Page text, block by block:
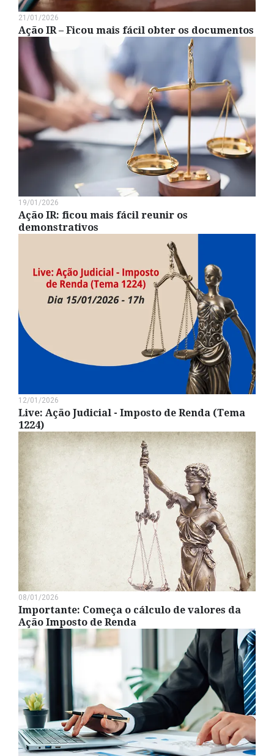
21/01/2026
Ação IR – Ficou mais fácil obter os documentos
19/01/2026
Ação IR: ficou mais fácil reunir os
demonstrativos
12/01/2026
Live: Ação Judicial - Imposto de Renda (Tema
1224)
08/01/2026
Importante: Começa o cálculo de valores da
Ação Imposto de Renda